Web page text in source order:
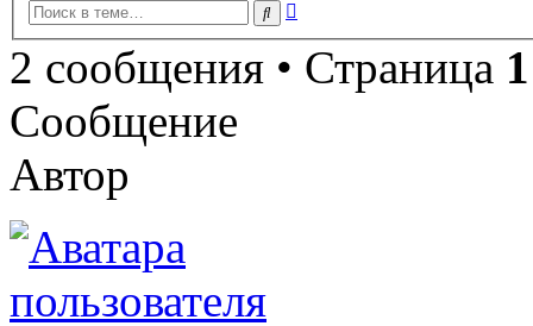
Поиск
2 сообщения • Страница 1
Сообщение
Автор